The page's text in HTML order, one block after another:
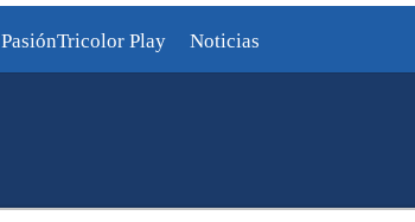
PasiónTricolor Play Noticias